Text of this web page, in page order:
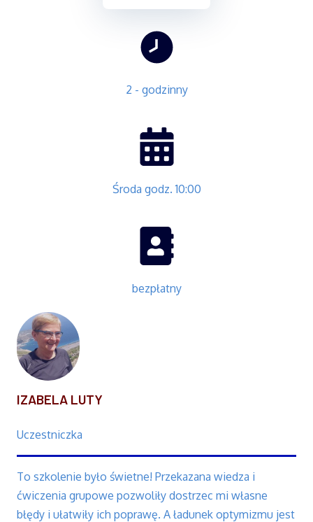
IZABELA LUTY
Uczestniczka
To szkolenie było świetne! Przekazana wiedza i
ćwiczenia grupowe pozwoliły dostrzec mi własne
błędy i ułatwiły ich poprawę. A ładunek optymizmu jest
bezpłatny
Środa godz. 10:00
2 - godzinny